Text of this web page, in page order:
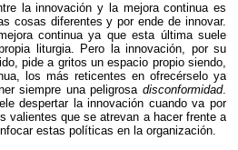
la innovación y la mejora continua es
cosas diferentes y por ende de innovar.
continua ya que esta última suele
liturgia. Pero la innovación, por su
pide a gritos un espacio propio siendo,
los más reticentes en ofrecérselo ya
siempre una peligrosadisconformidad.
despertar la innovación cuando va por
valientes que se atrevan a hacer frente a
estas políticas en la organización.